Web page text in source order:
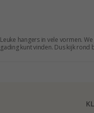
Leuke hangers in vele vormen.
gading kunt vinden. Dus kijk